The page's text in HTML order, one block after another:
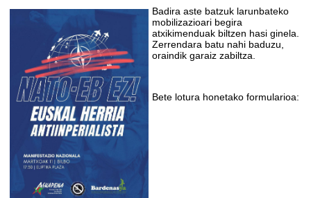
Badira aste batzuk larunbateko
mobilizazioari begira
atxikimenduak biltzen hasi ginela.
Zerrendara batu nahi baduzu,
oraindik garaiz zabiltza.
Bete lotura honetako formularioa: